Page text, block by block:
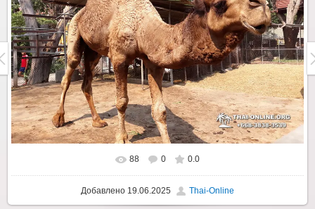
88 0 0.0
Добавлено 19.06.2025 Thai-Online